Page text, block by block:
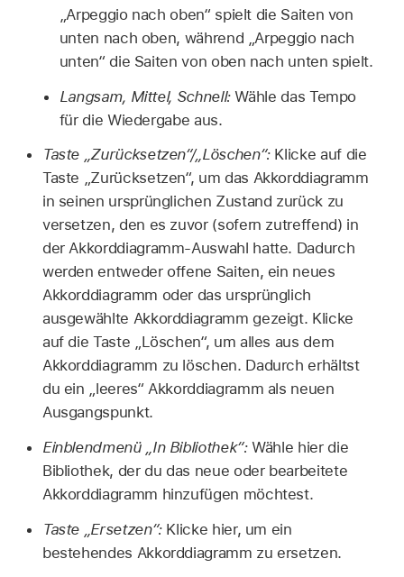
„Arpeggio nach oben“ spielt die Saiten von
unten nach oben, während „Arpeggio nach
unten“ die Saiten von oben nach unten spielt.
Langsam, Mittel, Schnell:Wähle das Tempo
für die Wiedergabe aus.
Taste „Zurücksetzen“/„Löschen“:Klicke auf die
Taste „Zurücksetzen“, um das Akkorddiagramm
in seinen ursprünglichen Zustand zurück zu
versetzen, den es zuvor (sofern zutreffend) in
der Akkorddiagramm-Auswahl hatte. Dadurch
werden entweder offene Saiten, ein neues
Akkorddiagramm oder das ursprünglich
ausgewählte Akkorddiagramm gezeigt. Klicke
auf die Taste „Löschen“, um alles aus dem
Akkorddiagramm zu löschen. Dadurch erhältst
du ein „leeres“ Akkorddiagramm als neuen
Ausgangspunkt.
Einblendmenü „In Bibliothek“:Wähle hier die
Bibliothek, der du das neue oder bearbeitete
Akkorddiagramm hinzufügen möchtest.
Taste „Ersetzen“:Klicke hier, um ein
bestehendes Akkorddiagramm zu ersetzen.